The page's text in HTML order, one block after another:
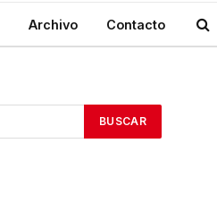
Archivo Contacto